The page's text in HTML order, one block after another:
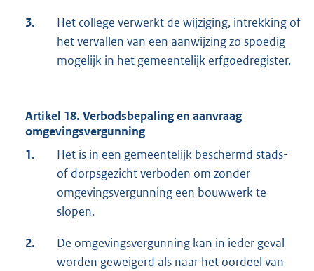
3.
Het college verwerkt de wijziging, intrekking of
het vervallen van een aanwijzing zo spoedig
mogelijk in het gemeentelijk erfgoedregister.
Artikel 18. Verbodsbepaling en aanvraag
omgevingsvergunning
1.
Het is in een gemeentelijk beschermd stads-
of dorpsgezicht verboden om zonder
omgevingsvergunning een bouwwerk te
slopen.
2.
De omgevingsvergunning kan in ieder geval
worden geweigerd als naar het oordeel van